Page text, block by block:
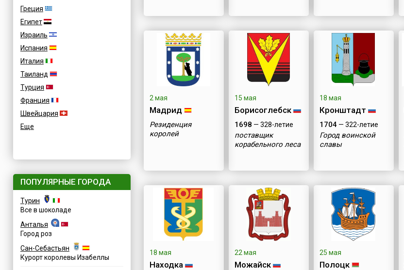
Греция
Египет
Израиль
Испания
Италия
Таиланд
Турция
Франция
Швейцария
Еще
ПОПУЛЯРНЫЕ ГОРОДА
Турин
Все в шоколаде
Анталья
Город роз
Сан-Себастьян
Курорт королевы Изабеллы
2 мая
Мадрид
Резиденция
королей
15 мая
Борисоглебск
1698 — 328-летие
поставщик
корабельного леса
18 мая
Кронштадт
1704— 322-летие
Город воинской
славы
18 мая
Находка
22 мая
Можайск
25 мая
Полоцк